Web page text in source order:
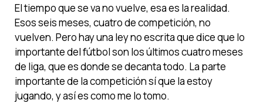
El tiempo que se va no vuelve, esa es la realidad.
Esos seis meses, cuatro de competición, no
vuelven. Pero hay una ley no escrita que dice que lo
importante del fútbol son los últimos cuatro meses
de liga, que es donde se decanta todo. La parte
importante de la competición sí que la estoy
jugando, y así es como me lo tomo.